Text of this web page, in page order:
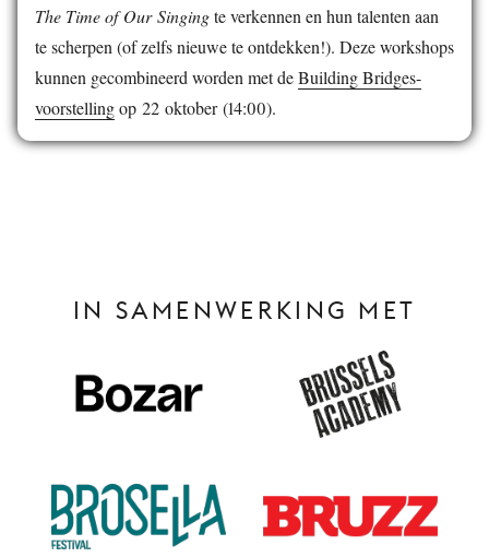
The Time of Our Singingte verkennen en hun talenten aan
te scherpen (of zelfs nieuwe te ontdekken!). Deze workshops
kunnen gecombineerd worden met deBuilding Bridges-
voorstellingop 22 oktober (14:00).
IN SAMENWERKING MET